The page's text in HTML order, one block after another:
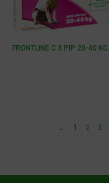
FRONTLINE C 3 PIP 20-40 KG
← 1 2 3